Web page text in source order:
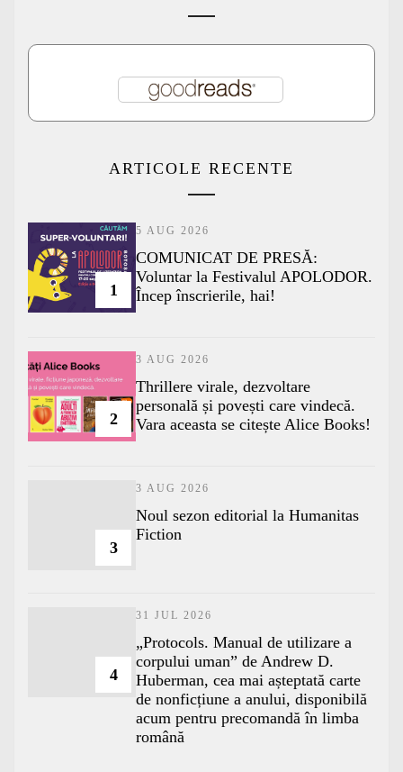
ARTICOLE RECENTE
1
5 AUG 2026
COMUNICAT DE PRESĂ:
Voluntar la Festivalul APOLODOR.
Încep înscrierile, hai!
2
3 AUG 2026
Thrillere virale, dezvoltare
personală și povești care vindecă.
Vara aceasta se citește Alice Books!
3
3 AUG 2026
​Noul sezon editorial la Humanitas
Fiction
4
31 JUL 2026
„Protocols. Manual de utilizare a
corpului uman” de Andrew D.
Huberman, cea mai așteptată carte
de nonficțiune a anului, disponibilă
acum pentru precomandă în limba
română